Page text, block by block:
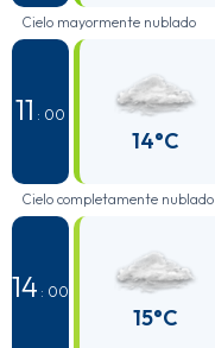
Cielo mayormente nublado
11 : 00
14°C
Cielo completamente nublado
14 : 00
15°C